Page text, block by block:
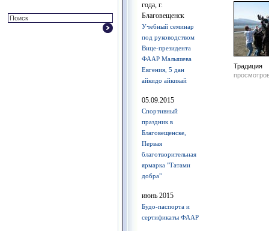
года, г.
Благовещенск
Учебный семинар
под руководством
Вице-президента
ФААР Малышева
Евгения, 5 дан
айкидо айкикай
05.09.2015
Спортивный
праздник в
Благовещенске,
Первая
благотворительная
ярмарка "Татами
добра"
июнь 2015
Будо-паспорта и
сертификаты ФААР
Традиция